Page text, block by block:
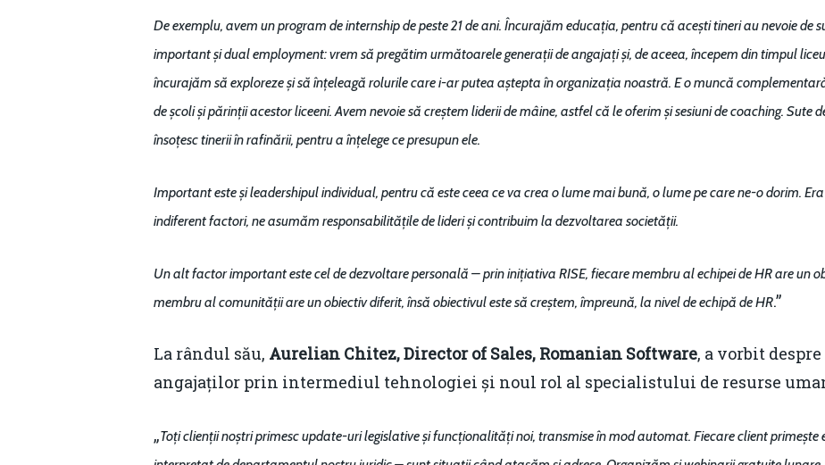
De exemplu, avem un program de internship de peste 21 de ani. Încurajăm educația, pentru că acești tineri au nevoie de
important și dual employment: vrem să pregătim următoarele generații de angajați și, de aceea, începem din timpul
încurajăm să exploreze și să înțeleagă rolurile care i-ar putea aștepta în organizația noastră. E o muncă
de școli și părinții acestor liceeni. Avem nevoie să creștem liderii de mâine, astfel că le oferim și sesiuni de coaching. Sute
însoțesc tinerii în rafinării, pentru a înțelege ce presupun ele.
Important este și leadershipul individual, pentru că este ceea ce va crea o lume mai bună, o lume pe care ne-o dorim.
indiferent factori, ne asumăm responsabilitățile de lideri și contribuim la dezvoltarea societății.
Un alt factor important este cel de dezvoltare personală – prin inițiativa RISE, fiecare membru al echipei de HR are un
membru al comunității are un obiectiv diferit, însă obiectivul este să creștem, împreună, la nivel de echipă de HR.”
La rândul său, Aurelian Chitez, Director of Sales, Romanian Software, a vorbit
angajaților prin intermediul tehnologiei și noul rol al specialistului de resurse
„Toți clienții noștri primesc update-uri legislative și funcționalități noi, transmise în mod automat. Fiecare client primește